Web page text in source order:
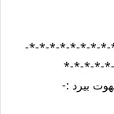
-*-*-*-*-*-*-*-
*-*-*-*-
بيرد :-